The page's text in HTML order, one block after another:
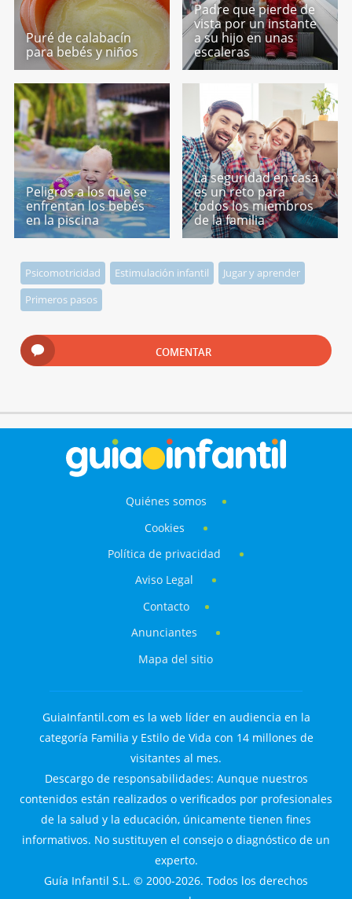
Puré de calabacín
para bebés y niños
Padre que pierde de
vista por un instante
a su hijo en unas
escaleras
Peligros a los que se
enfrentan los bebés
en la piscina
La seguridad en casa
es un reto para
todos los miembros
de la familia
Psicomotricidad Estimulación infantil
Jugar y aprender
Primeros pasos
COMENTAR
Quiénes somos
Cookies
Política de privacidad
Aviso Legal
Contacto
Anunciantes
Mapa del sitio
GuiaInfantil.com es la web líder en audiencia en la
categoría Familia y Estilo de Vida con 14 millones de
visitantes al mes.
Descargo de responsabilidades: Aunque nuestros
contenidos están realizados o verificados por profesionales
de la salud y la educación, únicamente tienen fines
informativos. No sustituyen el consejo o diagnóstico de un
experto.
Guía Infantil S.L. © 2000-2026. Todos los derechos